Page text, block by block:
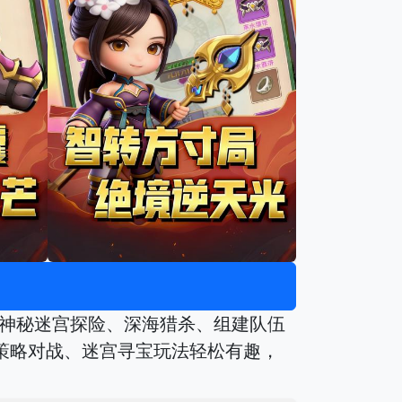
秘迷宫探险、深海猎杀、组建队伍
对战、迷宫寻宝玩法轻松有趣，